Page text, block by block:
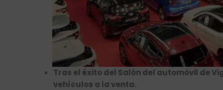
Tras el éxito del Salón del automóvil de
vehículos a la venta.